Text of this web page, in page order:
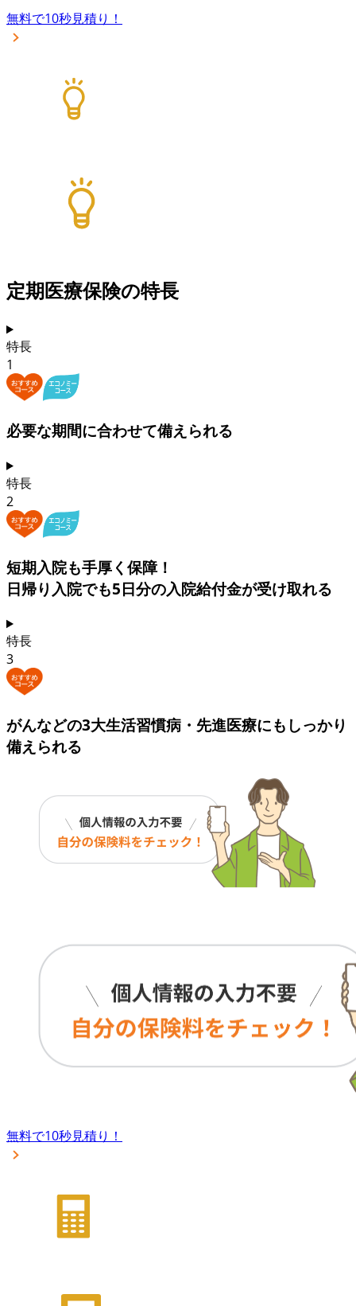
無料で10秒見積り！
定期医療保険の特長
特長
1
必要な期間に合わせて備えられる
特長
2
短期入院も手厚く保障！
日帰り入院でも5日分の入院給付金が受け取れる
特長
3
がんなどの3大生活習慣病・先進医療にも しっかり
備えられる
無料で10秒見積り！